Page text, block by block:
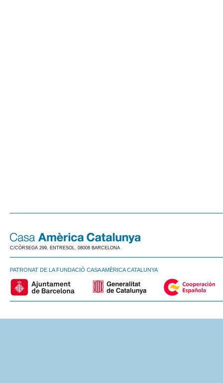
C/CÒRSEGA 299, ENTRESOL. 08008 BARCELONA
PATRONAT DE LA FUNDACIÓ CASA AMÈRICA CATALUNYA